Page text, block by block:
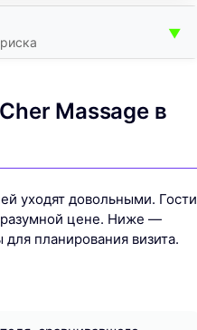
▼
Massage в
уходят довольными. Гости
разумной цене. Ниже —
планирования визита.